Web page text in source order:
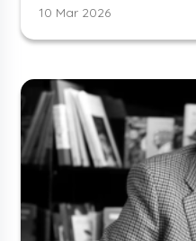
10 Mar 2026